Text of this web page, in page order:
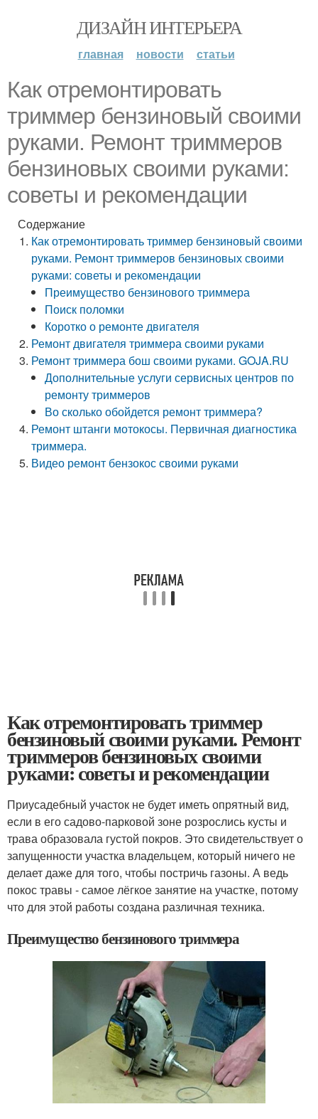
ДИЗАЙН ИНТЕРЬЕРА
главная новости статьи
Как отремонтировать
триммер бензиновый своими
руками. Ремонт триммеров
бензиновых своими руками:
советы и рекомендации
Содержание
Как отремонтировать триммер бензиновый своими
руками. Ремонт триммеров бензиновых своими
руками: советы и рекомендации
Преимущество бензинового триммера
Поиск поломки
Коротко о ремонте двигателя
Ремонт двигателя триммера своими руками
Ремонт триммера бош своими руками. GOJA.RU
Дополнительные услуги сервисных центров по
ремонту триммеров
Во сколько обойдется ремонт триммера?
Ремонт штанги мотокосы. Первичная диагностика
триммера.
Видео ремонт бензокос своими руками
Как отремонтировать триммер
бензиновый своими руками. Ремонт
триммеров бензиновых своими
руками: советы и рекомендации
Приусадебный участок не будет иметь опрятный вид,
если в его садово-парковой зоне розрослись кусты и
трава образовала густой покров. Это свидетельствует о
запущенности участка владельцем, который ничего не
делает даже для того, чтобы постричь газоны. А ведь
покос травы - самое лёгкое занятие на участке, потому
что для этой работы создана различная техника.
Преимущество бензинового триммера